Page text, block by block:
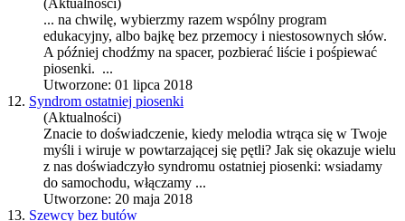
(Aktualności)
... na chwilę, wybierzmy razem wspólny program
edukacyjny, albo bajkę bez przemocy i niestosownych słów.
A później chodźmy na spacer, pozbierać liście i pośpiewać
piosenki. ...
Utworzone: 01 lipca 2018
12. Syndrom ostatniej piosenki
(Aktualności)
Znacie to doświadczenie, kiedy melodia wtrąca się w Twoje
myśli i wiruje w powtarzającej się pętli? Jak się okazuje wielu
z nas doświadczyło syndromu ostatniej piosenki: wsiadamy
do samochodu, włączamy ...
Utworzone: 20 maja 2018
13. Szewcy bez butów